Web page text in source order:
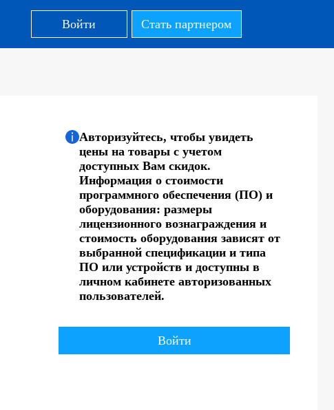
Войти Стать партнером
Авторизуйтесь, чтобы увидеть
цены на товары с учетом
доступных Вам скидок.
Информация о стоимости
программного обеспечения (ПО) и
оборудования: размеры
лицензионного вознаграждения и
стоимость оборудования зависят от
выбранной спецификации и типа
ПО или устройств и доступны в
личном кабинете авторизованных
пользователей.
Войти